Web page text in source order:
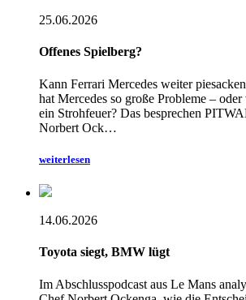
25.06.2026
Offenes Spielberg?
Kann Ferrari Mercedes weiter
hat Mercedes so große Probleme –
ein Strohfeuer? Das besprechen
Norbert Ock…
weiterlesen
14.06.2026
Toyota siegt, BMW lügt
Im Abschlusspodcast aus Le Mans